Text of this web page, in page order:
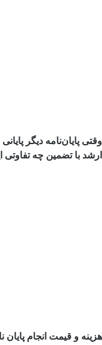
وقتی پایان‌نامه دیگر
ارشد با تضمین چه تفاوتی
هزینه و قیمت انجام پایان